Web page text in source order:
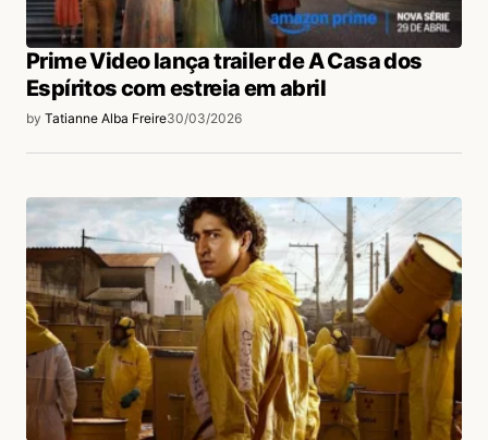
Prime Video lança trailer de A Casa dos
Espíritos com estreia em abril
by Tatianne Alba Freire30/03/2026